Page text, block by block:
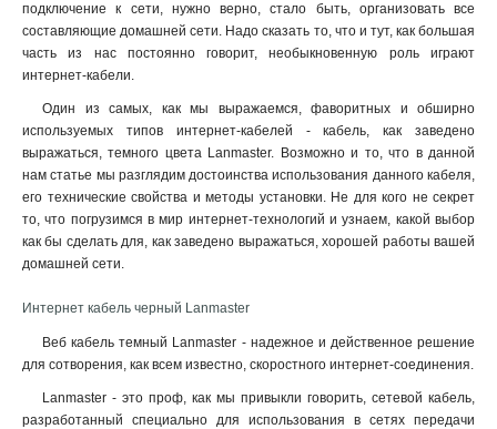
подключение к сети, нужно верно, стало быть, организовать все
составляющие домашней сети. Надо сказать то, что и тут, как большая
часть из нас постоянно говорит, необыкновенную роль играют
интернет-кабели.
Один из самых, как мы выражаемся, фаворитных и обширно
используемых типов интернет-кабелей - кабель, как заведено
выражаться, темного цвета Lanmaster. Возможно и то, что в данной
нам статье мы разглядим достоинства использования данного кабеля,
его технические свойства и методы установки. Не для кого не секрет
то, что погрузимся в мир интернет-технологий и узнаем, какой выбор
как бы сделать для, как заведено выражаться, хорошей работы вашей
домашней сети.
Интернет кабель черный Lanmaster
Веб кабель темный Lanmaster - надежное и действенное решение
для сотворения, как всем известно, скоростного интернет-соединения.
Lanmaster - это проф, как мы привыкли говорить, сетевой кабель,
разработанный специально для использования в сетях передачи